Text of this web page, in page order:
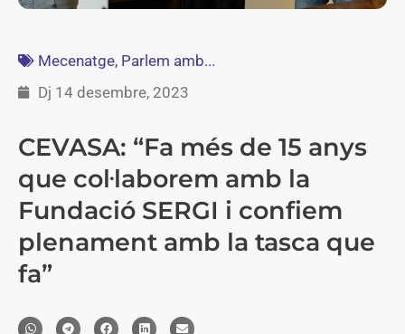
Mecenatge, Parlem amb...
Dj 14 desembre, 2023
CEVASA: “Fa més de 15 anys
que col·laborem amb la
Fundació SERGI i confiem
plenament amb la tasca que
fa”